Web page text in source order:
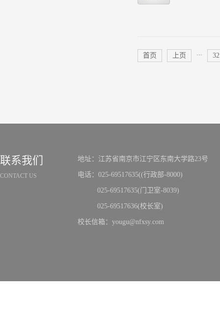
首页 上页 ... 32
联系我们
CONTACT US
地址：江苏省南京市江宁区东南大学路23号
电话：025-69517635((行政部-8000)
025-69517635(门卫室-8039)
025-69517636(校长室)
校长信箱：yougu@nfxsy.com